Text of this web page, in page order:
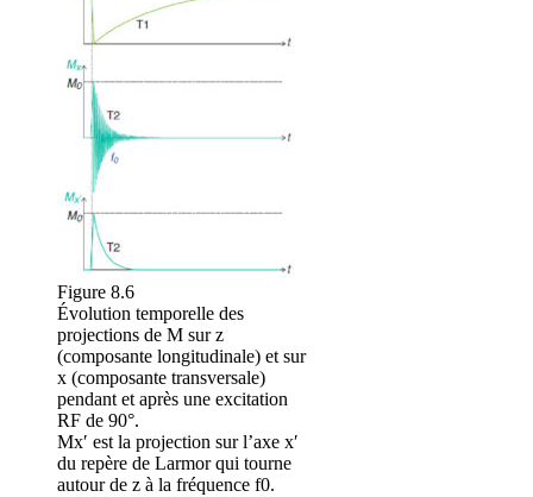
Figure 8.6
Évolution temporelle des
projections de M sur z
(composante longitudinale) et sur
x (composante transversale)
pendant et après une excitation
RF de 90°.
Mx′ est la projection sur l’axe x′
du repère de Larmor qui tourne
autour de z à la fréquence f0.